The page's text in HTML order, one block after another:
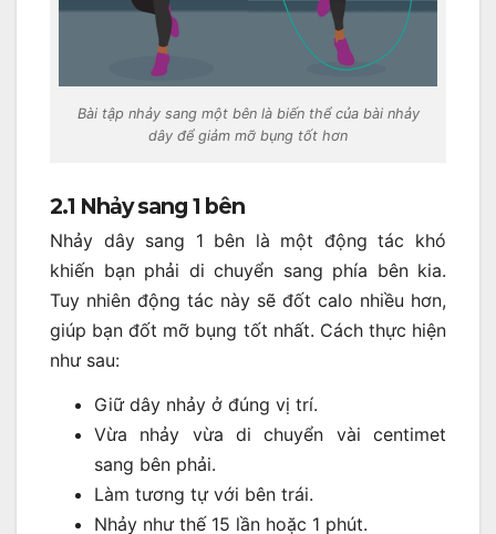
Bài tập nhảy sang một bên là biến thể của bài nhảy
dây để giảm mỡ bụng tốt hơn
2.1 Nhảy sang 1 bên
Nhảy dây sang 1 bên là một động tác khó
khiến bạn phải di chuyển sang phía bên kia.
Tuy nhiên động tác này sẽ đốt calo nhiều hơn,
giúp bạn đốt mỡ bụng tốt nhất. Cách thực hiện
như sau:
Giữ dây nhảy ở đúng vị trí.
Vừa nhảy vừa di chuyển vài centimet
sang bên phải.
Làm tương tự với bên trái.
Nhảy như thế 15 lần hoặc 1 phút.